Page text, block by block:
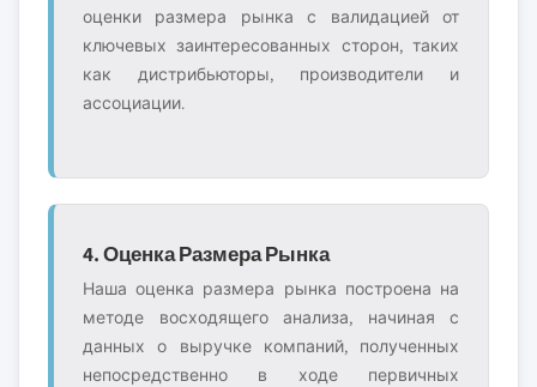
оценки размера рынка с валидацией от
ключевых заинтересованных сторон, таких
как дистрибьюторы, производители и
ассоциации.
4. Оценка Размера Рынка
Наша оценка размера рынка построена на
методе восходящего анализа, начиная с
данных о выручке компаний, полученных
непосредственно в ходе первичных